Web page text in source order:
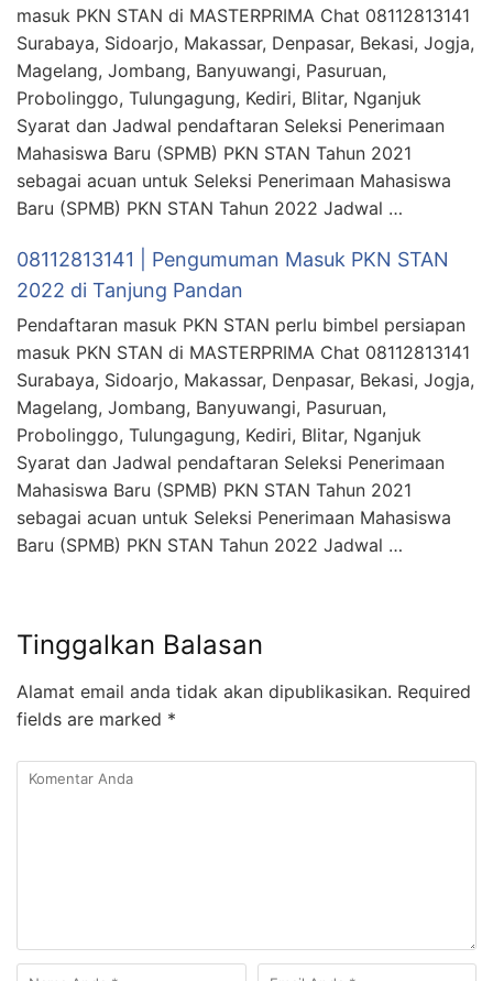
masuk PKN STAN di MASTERPRIMA Chat 08112813141
Surabaya, Sidoarjo, Makassar, Denpasar, Bekasi, Jogja,
Magelang, Jombang, Banyuwangi, Pasuruan,
Probolinggo, Tulungagung, Kediri, Blitar, Nganjuk
Syarat dan Jadwal pendaftaran Seleksi Penerimaan
Mahasiswa Baru (SPMB) PKN STAN Tahun 2021
sebagai acuan untuk Seleksi Penerimaan Mahasiswa
Baru (SPMB) PKN STAN Tahun 2022 Jadwal …
08112813141 | Pengumuman Masuk PKN STAN
2022 di Tanjung Pandan
Pendaftaran masuk PKN STAN perlu bimbel persiapan
masuk PKN STAN di MASTERPRIMA Chat 08112813141
Surabaya, Sidoarjo, Makassar, Denpasar, Bekasi, Jogja,
Magelang, Jombang, Banyuwangi, Pasuruan,
Probolinggo, Tulungagung, Kediri, Blitar, Nganjuk
Syarat dan Jadwal pendaftaran Seleksi Penerimaan
Mahasiswa Baru (SPMB) PKN STAN Tahun 2021
sebagai acuan untuk Seleksi Penerimaan Mahasiswa
Baru (SPMB) PKN STAN Tahun 2022 Jadwal …
Tinggalkan Balasan
Alamat email anda tidak akan dipublikasikan. Required
fields are marked *